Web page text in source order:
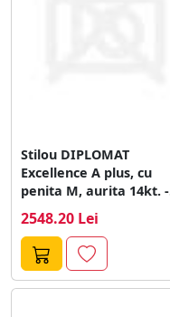
Stilou DIPLOMAT
Excellence A plus, cu
penita M, aurita 14kt. -
2548.20 Lei